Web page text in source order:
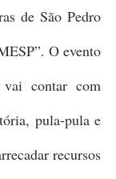
de São Pedro
O evento
contar com
pula-pula e
recursos